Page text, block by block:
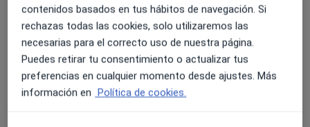
Primera visita fisioterapia
52 € Detalles
Visita Fisioterapia
52 € Detalles
contenidos basados en tus hábitos de navegación. Si
rechazas todas las cookies, solo utilizaremos las
necesarias para el correcto uso de nuestra página.
Puedes retirar tu consentimiento o actualizar tus
preferencias en cualquier momento desde ajustes. Más
información en Política de cookies.